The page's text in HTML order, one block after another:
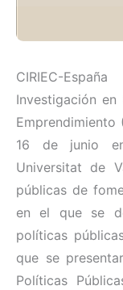
CIRIEC-
Investigación
Emprendimiento
16 de junio
Universitat de
públicas de
en el que se
políticas
que se
Políticas